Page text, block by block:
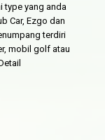
yang anda
Car, Ezgo dan
terdiri
mobil golf atau